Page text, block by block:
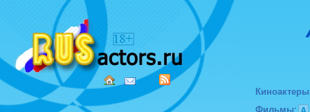
Киноактеры
Фильмы: